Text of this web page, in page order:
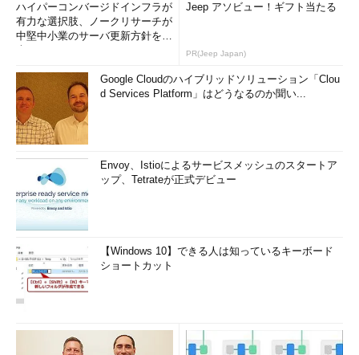
ハイパーコンバージドインフラが
有力な選択肢、ノークリサーチが
中堅中小業のサーバ更新方針を調
Jeep アソビュー！ギフト当たる
PR(Jeep Japan)
Google Cloudのハイブリッドソリューション「Clou
d Services Platform」はどうなるのか聞い...
Envoy、Istioによるサービスメッシュのスタートア
ップ、Tetrateが正式デビュー
【Windows 10】できる人は知っているキーボード
ショートカット